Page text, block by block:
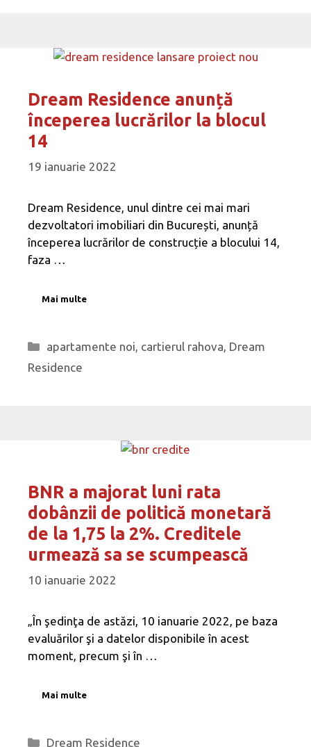
Dream Residence anunță
începerea lucrărilor la blocul
14
19 ianuarie 2022
Dream Residence, unul dintre cei mai mari
dezvoltatori imobiliari din București, anunță
începerea lucrărilor de construcție a blocului 14,
faza …
Mai multe
Categorii
apartamente noi, cartierul rahova, Dream
Residence
BNR a majorat luni rata
dobânzii de politică monetară
de la 1,75 la 2%. Creditele
urmează sa se scumpească
10 ianuarie 2022
„În şedinţa de astăzi, 10 ianuarie 2022, pe baza
evaluărilor şi a datelor disponibile în acest
moment, precum şi în …
Mai multe
Categorii
Dream Residence